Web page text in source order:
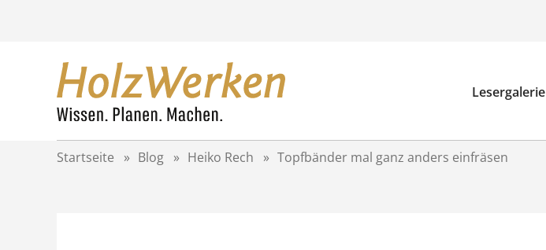
Lesergalerie
Startseite » Blog » Heiko Rech » Topfbänder mal ganz anders einfräsen